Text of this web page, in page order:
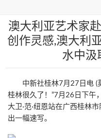
澳大利亚艺术家
创作灵感,澳大利
水中汲
中新社桂林7月27日电 (莫
桂林很久了！”7月26日下午
大卫·范·纽恩站在广西桂林
出一幅速写。